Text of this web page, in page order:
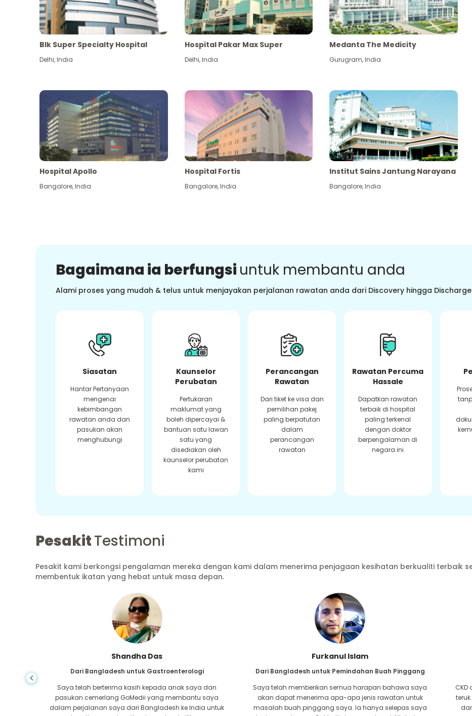
Blk Super Specialty Hospital
Delhi,India
Hospital Pakar Max Super
Delhi,India
Medanta The Medicity
Gurugram,India
Hospital Apollo
Bangalore,India
Hospital Fortis
Bangalore,India
Institut Sains Jantung Narayana
Bangalore,India
Bagaimana ia berfungsi untuk membantu anda
Alami proses yang mudah & telus untuk menjayakan perjalanan rawatan anda dari Discovery hingga
Siasatan
Hantar Pertanyaan
mengenai
kebimbangan
rawatan anda dan
pasukan akan
menghubungi
Kaunselor
Perubatan
Pertukaran
maklumat yang
boleh dipercayai &
bantuan satu lawan
satu yang
disediakan oleh
kaunselor perubatan
kami
Perancangan
Rawatan
Dari tiket ke visa dan
pemilihan pakej
paling berpatutan
dalam
perancangan
rawatan
Rawatan Percuma
Hassale
Dapatkan rawatan
terbaik di hospital
paling terkenal
dengan doktor
berpengalaman di
negara ini
PesakitTestimoni
Pesakit kami berkongsi pengalaman mereka dengan kami dalam menerima penjagaan kesihatan berkualiti terbaik
membentuk ikatan yang hebat untuk masa depan.
Shandha Das
Dari Bangladesh untuk Gastroenterologi
Saya telah berterima kasih kepada anak saya dan
pasukan cemerlang GoMedii yang membantu saya
dalam perjalanan saya dari Bangladesh ke India untuk
Furkanul Islam
Dari Bangladesh untuk Pemindahan Buah Pinggang
Saya telah memberikan semua harapan bahawa saya
akan dapat menerima apa-apa jenis rawatan untuk
masalah buah pinggang saya. Ia hanya selepas saya